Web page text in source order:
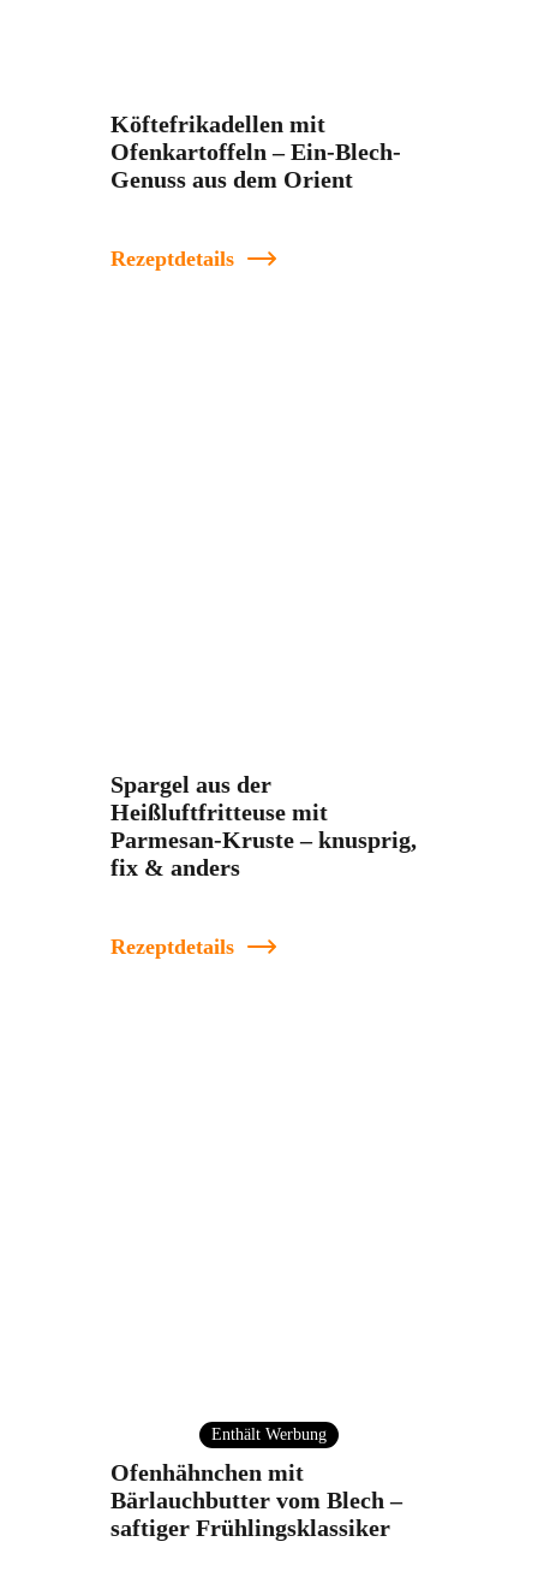
Köftefrikadellen mit
Ofenkartoffeln – Ein-Blech-
Genuss aus dem Orient
Rezeptdetails
Spargel aus der
Heißluftfritteuse mit
Parmesan-Kruste – knusprig,
fix & anders
Rezeptdetails
Enthält Werbung
Ofenhähnchen mit
Bärlauchbutter vom Blech –
saftiger Frühlingsklassiker